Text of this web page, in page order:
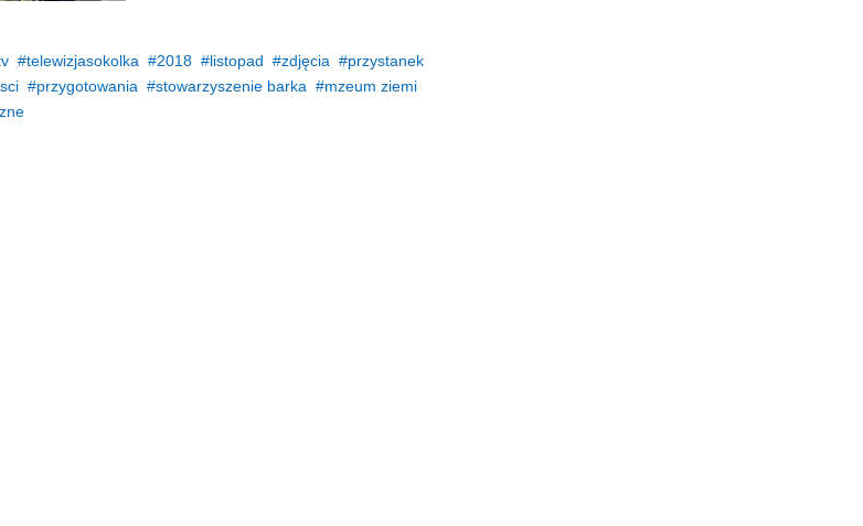
telewizjasokolka 2018 listopad zdjęcia
przystanek
przygotowania stowarzyszenie barka
mzeum ziemi